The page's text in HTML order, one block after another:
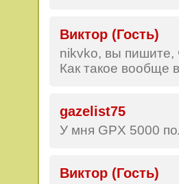
Виктор (Гость)
nikvko, вы пишите,
Как такое вообще
gazelist75
У мня GPX 5000
Виктор (Гость)